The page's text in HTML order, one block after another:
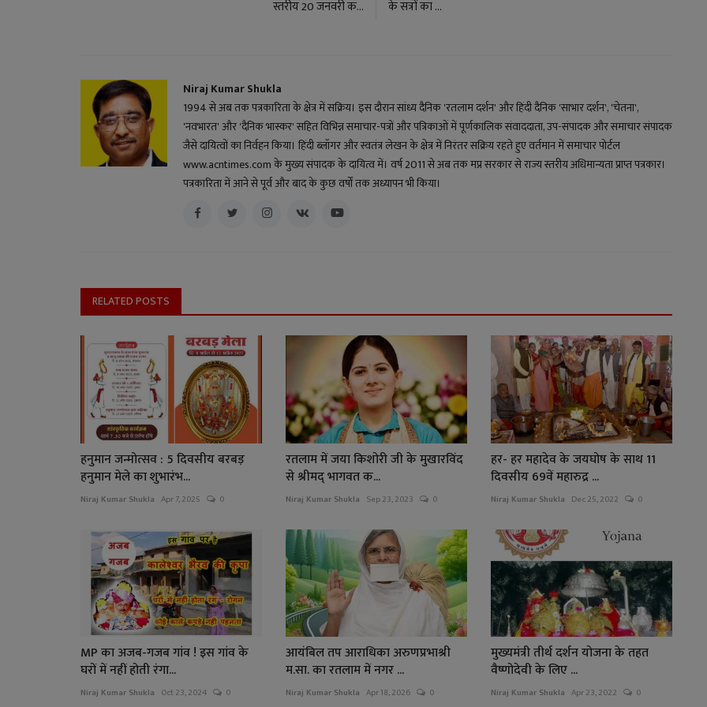
स्तरीय 20 जनवरी क...
के सत्रों का ...
Niraj Kumar Shukla
1994 से अब तक पत्रकारिता के क्षेत्र में सक्रिय। इस दौरान सांध्य दैनिक 'रतलाम दर्शन' और हिंदी दैनिक 'साभार दर्शन', 'चेतना',
'नवभारत' और 'दैनिक भास्कर' सहित विभिन्न समाचार-पत्रों और पत्रिकाओं में पूर्णकालिक संवाददाता, उप-संपादक और समाचार संपादक
जैसे दायित्वों का निर्वहन किया। हिंदी ब्लॉगर और स्वतंत्र लेखन के क्षेत्र में निरंतर सक्रिय रहते हुए वर्तमान में समाचार पोर्टल
www.acntimes.com के मुख्य संपादक के दायित्व में। वर्ष 2011 से अब तक मप्र सरकार से राज्य स्तरीय अधिमान्यता प्राप्त पत्रकार।
पत्रकारिता में आने से पूर्व और बाद के कुछ वर्षों तक अध्यापन भी किया।
RELATED POSTS
हनुमान जन्मोत्सव : 5 दिवसीय बरबड़
हनुमान मेले का शुभारंभ...
Niraj Kumar Shukla Apr 7, 2025 0
रतलाम में जया किशोरी जी के मुखारविंद
से श्रीमद् भागवत क...
Niraj Kumar Shukla Sep 23, 2023 0
हर- हर महादेव के जयघोष के साथ 11
दिवसीय 69वें महारुद्र ...
Niraj Kumar Shukla Dec 25, 2022 0
MP का अजब-गजब गांव ! इस गांव के
घरों में नहीं होती रंगा...
Niraj Kumar Shukla Oct 23, 2024 0
आयंबिल तप आराधिका अरुणप्रभाश्री
म.सा. का रतलाम में नगर ...
Niraj Kumar Shukla Apr 18, 2026 0
मुख्यमंत्री तीर्थ दर्शन योजना के तहत
वैष्णोदेवी के लिए ...
Niraj Kumar Shukla Apr 23, 2022 0